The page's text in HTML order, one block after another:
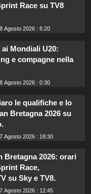
Race su TV8
8 Agosto 2026 : 6:20
Mondiali U20:
e compagne nella
8 Agosto 2026 : 0:30
le qualifiche e lo
Bretagna 2026 su
7 Agosto 2026 : 18:30
Bretagna 2026: orari
Race,
su Sky e TV8.
7 Agosto 2026 : 12:45